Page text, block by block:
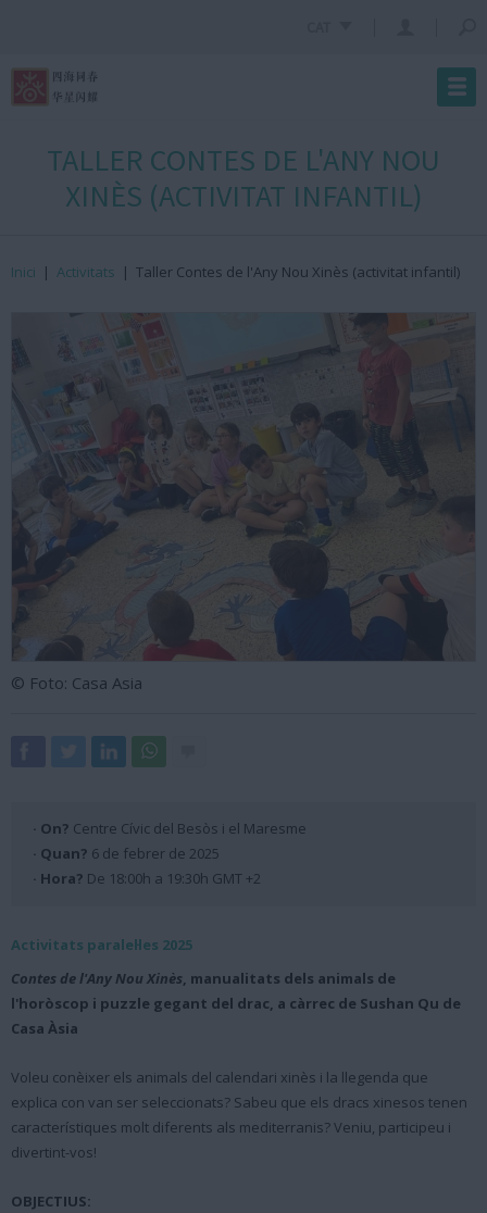
TALLER CONTES DE L'ANY NOU
XINÈS (ACTIVITAT INFANTIL)
Inici | Activitats | Taller Contes de l'Any Nou Xinès (activitat infantil)
© Foto: Casa Asia
· On? Centre Cívic del Besòs i el Maresme
· Quan? 6 de febrer de 2025
· Hora? De 18:00h a 19:30h GMT +2
Activitats paralel·les 2025
Contes de l'Any Nou Xinès, manualitats dels animals de
l'horòscop i puzzle gegant del drac, a càrrec de Sushan Qu de
Casa Àsia
Voleu conèixer els animals del calendari xinès i la llegenda que
explica con van ser seleccionats? Sabeu que els dracs xinesos tenen
característiques molt diferents als mediterranis? Veniu, participeu i
divertint-vos!
OBJECTIUS: